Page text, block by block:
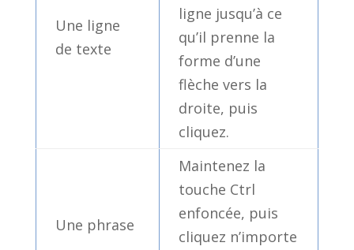
Une ligne
de texte
ligne jusqu’à ce
qu’il prenne la
forme d’une
flèche vers la
droite, puis
cliquez.
Une phrase
Maintenez la
touche Ctrl
enfoncée, puis
cliquez n’importe